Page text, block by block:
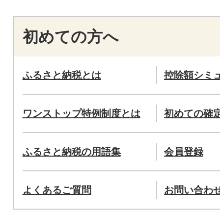
初めての方へ
ふるさと納税とは 控除額シミ
ワンストップ特例制度とは 初めての確
ふるさと納税の用語集 会員登録
よくあるご質問 お問い合わ